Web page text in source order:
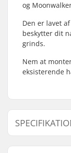
og
Den er lavet
beskytter dit
grinds.
Nem at
eksisterende
Aksel